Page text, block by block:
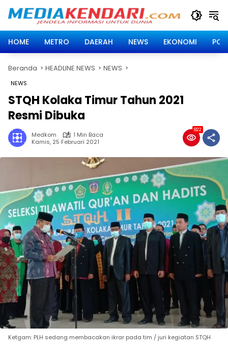
HOME
METRO DAERAH NEWS EKONOMI
Beranda HEADLINE NEWS NEWS
NEWS
STQH Kolaka Timur Tahun 2021
Resmi Dibuka
Medkom
1 Min Baca
Kamis, 25 Februari 2021
822
Ketgam: PLH sedang membacakan ikrar pada tim / juri kegiatan STQH